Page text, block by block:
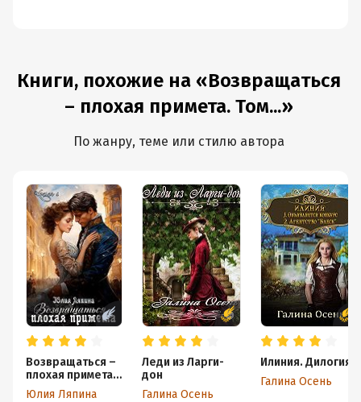
Книги, похожие на «Возвращаться
– плохая примета. Том...»
По жанру, теме или стилю автора
Возвращаться –
плохая примета.
Том 1
Юлия Ляпина
Леди из Ларги-
дон
Галина Осень
Илиния. Дилогия
Галина Осень